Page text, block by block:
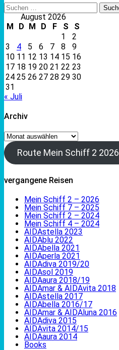
Suchen
nach:August 2026
M
D M D F S
S
1
2
3
4 5 6 7 8
9
10 11 12 13 14 15 16
17 18 19 20 21 22 23
24 25 26 27 28 29 30
31
« Juli
Archiv
Archiv
Route Mein Schiff 2 2026
vergangene Reisen
Mein Schiff 2 – 2026
Mein Schiff 7 – 2025
Mein Schiff 2 – 2024
Mein Schiff 4 – 2024
AIDAstella 2023
AIDAblu 2022
AIDAbella 2021
AIDAperla 2021
AIDAdiva 2019/20
AIDAsol 2019
AIDAaura 2018/19
AIDAmar & AIDAvita 2018
AIDAstella 2017
AIDAbella 2016/17
AIDAmar & AIDAluna 2016
AIDAdiva 2015
AIDAvita 2014/15
AIDAaura 2014
Books